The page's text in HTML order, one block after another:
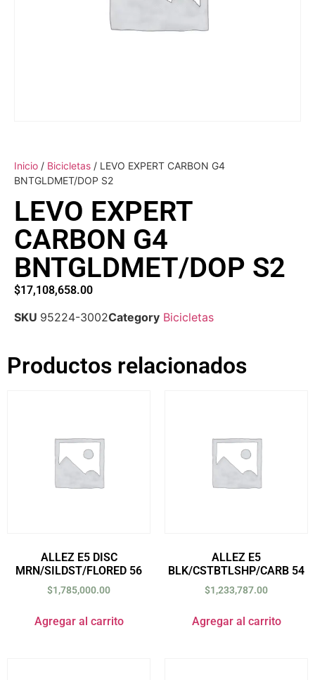
Inicio / Bicicletas / LEVO EXPERT CARBON G4
BNTGLDMET/DOP S2
LEVO EXPERT
CARBON G4
BNTGLDMET/DOP S2
$17,108,658.00
SKU 95224-3002Category Bicicletas
Productos relacionados
ALLEZ E5 DISC
MRN/SILDST/FLORED 56
$1,785,000.00
Agregar al carrito
ALLEZ E5
BLK/CSTBTLSHP/CARB 54
$1,233,787.00
Agregar al carrito